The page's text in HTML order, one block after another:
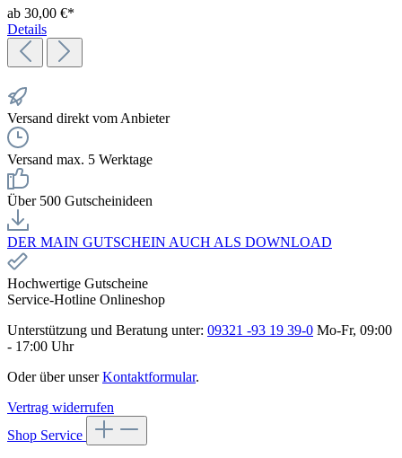
ab 30,00 €*
Details
Versand direkt vom Anbieter
Versand max. 5 Werktage
Über 500 Gutscheinideen
DER MAIN GUTSCHEIN AUCH ALS DOWNLOAD
Hochwertige Gutscheine
Service-Hotline Onlineshop
Unterstützung und Beratung unter: 09321 -93 19 39-0 Mo-Fr, 09:00
- 17:00 Uhr
Oder über unserKontaktformular.
Vertrag widerrufen
Shop Service